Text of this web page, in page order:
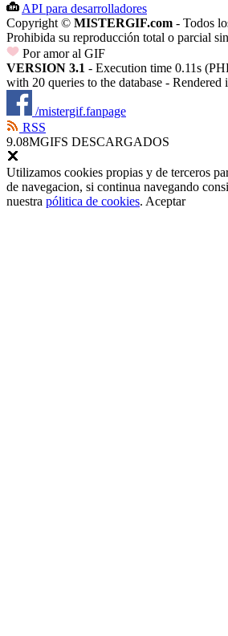
API para desarrolladores
Copyright © MISTERGIF.com - Todos
Prohibida su reproducción total o parcial
Por amor al GIF
VERSION 3.1 - Execution time 0.11s
with 20 queries to the database - Rendered
/mistergif.fanpage
RSS
9.08MGIFS DESCARGADOS
Utilizamos cookies propias y de terceros
de navegacion, si continua navegando
nuestra pólitica de cookies. Aceptar